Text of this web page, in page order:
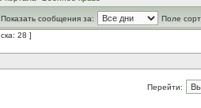
Показать сообщения за:
Поле
28 ]
Перейти: